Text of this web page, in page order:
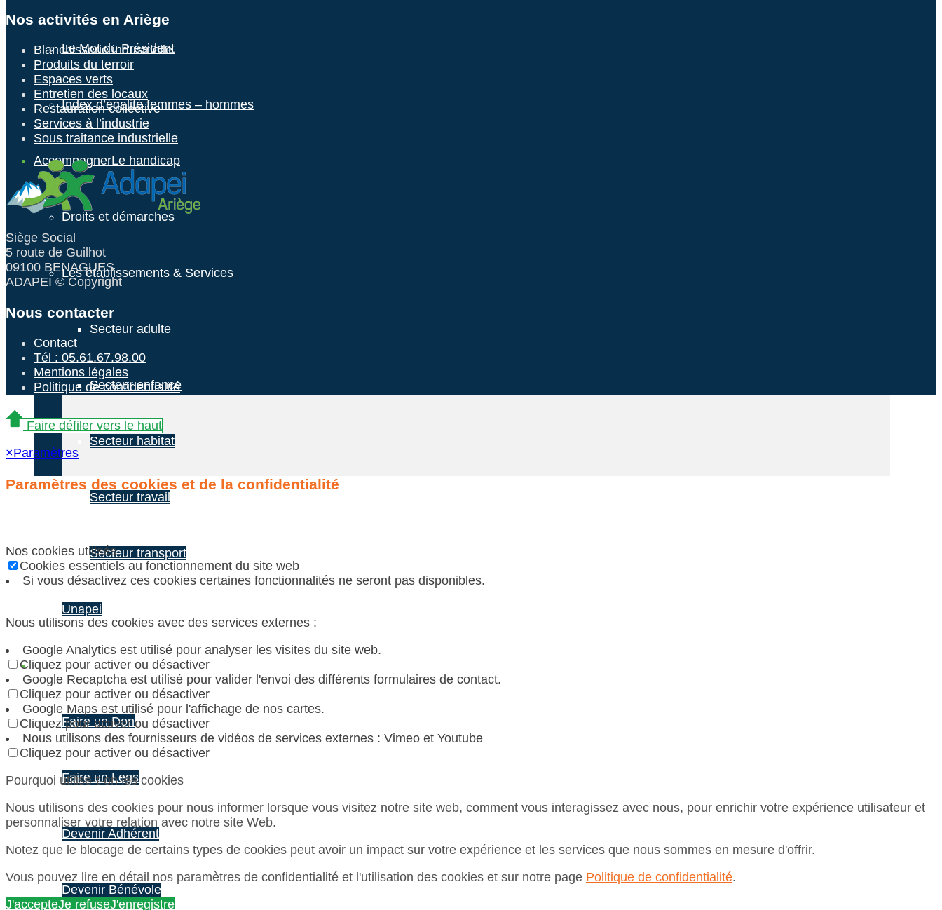
Le Mot du Président
Index d’égalité femmes – hommes
AccompagnerLe handicap
Droits et démarches
Les établissements & Services
Secteur adulte
Secteur enfance
Secteur habitat
Secteur travail
Secteur transport
Unapei
S’engager A nos côtés
Faire un Don
Faire un Legs
Devenir Adhérent
Devenir Bénévole
Nos activités en Ariège
Blanchisserie industrielle
Produits du terroir
Espaces verts
Entretien des locaux
Restauration collective
Services à l’industrie
Sous traitance industrielle
Siège Social
5 route de Guilhot
09100 BENAGUES
ADAPEI © Copyright
Nous contacter
Contact
Tél : 05.61.67.98.00
Mentions légales
Politique de confidentialité
Faire défiler vers le haut
×Paramètres
Paramètres des cookies et de la confidentialité
Nos cookies utilisés
Cookies essentiels au fonctionnement du site web
Si vous désactivez ces cookies certaines fonctionnalités ne seront pas disponibles.
Nous utilisons des cookies avec des services externes :
Google Analytics est utilisé pour analyser les visites du site web.
Cliquez pour activer ou désactiver
Google Recaptcha est utilisé pour valider l'envoi des différents formulaires de contact.
Cliquez pour activer ou désactiver
Google Maps est utilisé pour l'affichage de nos cartes.
Cliquez pour activer ou désactiver
Nous utilisons des fournisseurs de vidéos de services externes : Vimeo et Youtube
Cliquez pour activer ou désactiver
Pourquoi utilise-t-on les cookies
Nous utilisons des cookies pour nous informer lorsque vous visitez notre site web, comment vous interagissez avec nous, pour enrichir votre expérience utilisateur et
personnaliser votre relation avec notre site Web.
Notez que le blocage de certains types de cookies peut avoir un impact sur votre expérience et les services que nous sommes en mesure d'offrir.
Vous pouvez lire en détail nos paramètres de confidentialité et l'utilisation des cookies et sur notre page Politique de confidentialité.
J'accepteJe refuseJ'enregistre